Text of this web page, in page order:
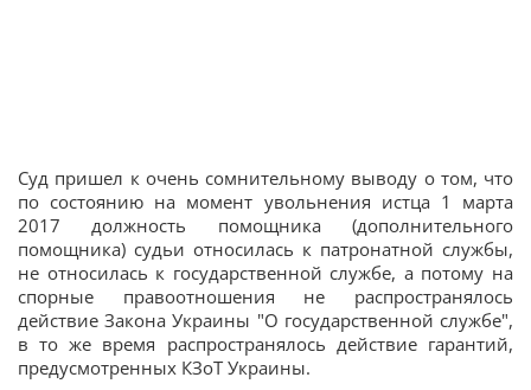
Суд пришел к очень сомнительному выводу о том, что
по состоянию на момент увольнения истца 1 марта
2017 должность помощника (дополнительного
помощника) судьи относилась к патронатной службы,
не относилась к государственной службе, а потому на
спорные правоотношения не распространялось
действие Закона Украины "О государственной службе",
в то же время распространялось действие гарантий,
предусмотренных КЗоТ Украины.